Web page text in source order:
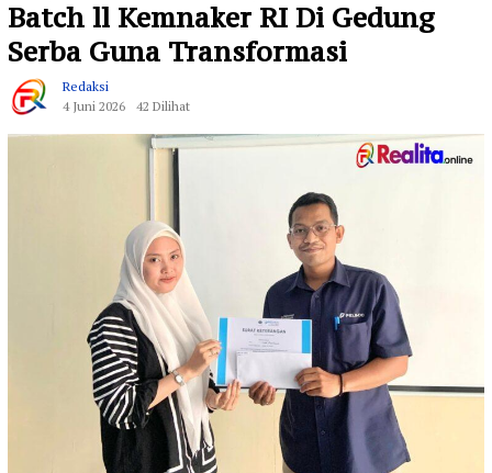
Batch ll Kemnaker RI Di Gedung
Serba Guna Transformasi
Redaksi
4 Juni 2026
42 Dilihat